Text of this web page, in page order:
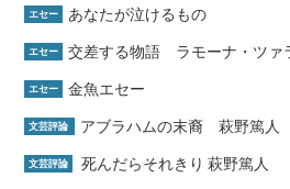
エセー あなたが泣けるもの
エセー 交差する物語 ラモーナ・ツァ
エセー 金魚エセー
文芸評論 アブラハムの末裔 萩野篤人
文芸評論 死んだらそれきり 萩野篤人